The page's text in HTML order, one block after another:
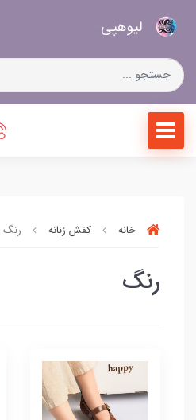
لیو‌هپی
خانه کفش زنانه رنگ
رنگ